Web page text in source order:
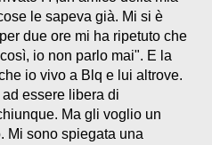
le sapeva già. Mi si è
due ore mi ha ripetuto che
io non parlo mai". E la
io vivo a Blq e lui altrove.
essere libera di
Ma gli voglio un
Mi sono spiegata una